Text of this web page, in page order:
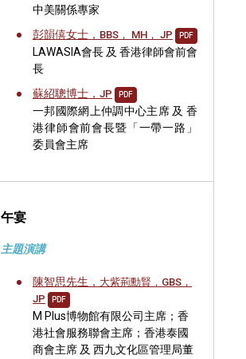
中美關係專家
彭韻僖女士， BBS， MH， JP PDF
LAWASIA會長 及 香港律師會前會
長
蘇紹聰博士， JP PDF
一邦國際網上仲調中心主席 及 香
港律師會前會長暨「一帶一路」
委員會主席
午宴
主題演講
陳智思先生， 大紫荊勳賢，GBS，
JP
PDF
M Plus博物館有限公司主席；香
港社會服務聯會主席；香港泰國
商會主席 及 西九文化區管理局董